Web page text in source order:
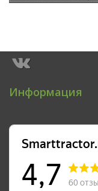
Информация